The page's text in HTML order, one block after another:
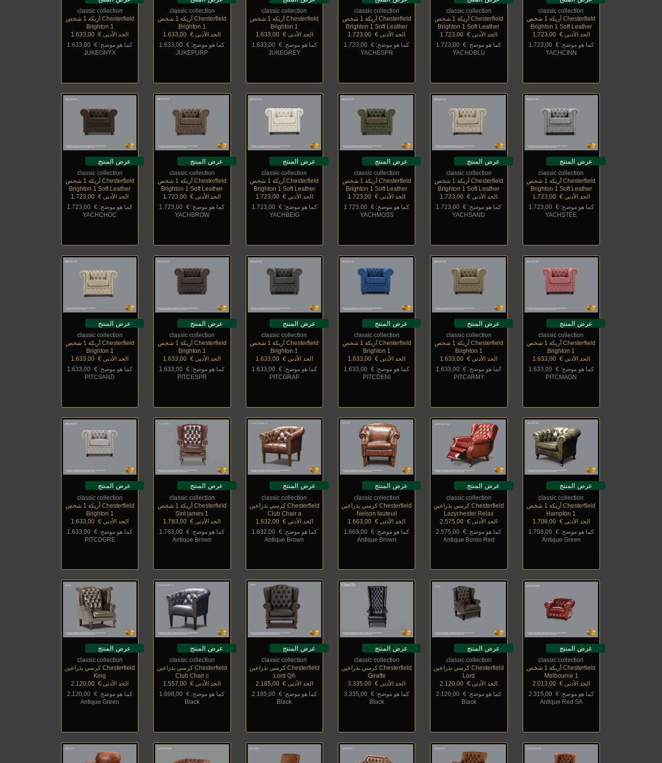
classic collection
Chesterfield أريكة 1 شخص
Brighton 1
الحد الأدنى €_
1.633,00
كما هو موضح: €_
1.633,00
JUKEONYX
classic collection
Chesterfield أريكة 1 شخص
Brighton 1
الحد الأدنى €_
1.633,00
كما هو موضح: €_
1.633,00
JUKEPURP
classic collection
Chesterfield أريكة 1 شخص
Brighton 1
الحد الأدنى € _
1.633,00
كما هو موضح: € _
1.633,00
JUKEGREY
classic collection
Chesterfield أريكة 1 شخص
Brighton 1 Soft Leather
الحد الأدنى €_
1.723,00
كما هو موضح: €_
1.723,00
YACHESPR
classic collection
Chesterfield أريكة 1 شخص
Brighton 1 Soft Leather
الحد الأدنى €_
1.723,00
كما هو موضح: €_
1.723,00
YACHDBLU
classic collection
Chesterfield أريكة 1 شخص
Brighton 1 Soft Leather
الحد الأدنى € _
1.723,00
كما هو موضح: € _
1.723,00
YACHCINN
عرض المنتج
classic collection
Chesterfield أريكة 1 شخص
Brighton 1 Soft Leather
الحد الأدنى €_
1.723,00
كما هو موضح: €_
1.723,00
YACHCHOC
عرض المنتج
classic collection
Chesterfield أريكة 1 شخص
Brighton 1 Soft Leather
الحد الأدنى €_
1.723,00
كما هو موضح: €_
1.723,00
YACHBROW
عرض المنتج
classic collection
Chesterfield أريكة 1 شخص
Brighton 1 Soft Leather
الحد الأدنى € _
1.723,00
كما هو موضح: € _
1.723,00
YACHBEIG
عرض المنتج
classic collection
Chesterfield أريكة 1 شخص
Brighton 1 Soft Leather
الحد الأدنى €_
1.723,00
كما هو موضح: €_
1.723,00
YACHMOSS
عرض المنتج
classic collection
Chesterfield أريكة 1 شخص
Brighton 1 Soft Leather
الحد الأدنى €_
1.723,00
كما هو موضح: €_
1.723,00
YACHSAND
عرض المنتج
classic collection
Chesterfield أريكة 1 شخص
Brighton 1 Soft Leather
الحد الأدنى € _
1.723,00
كما هو موضح: € _
1.723,00
YACHSTEE
عرض المنتج
classic collection
Chesterfield أريكة 1 شخص
Brighton 1
الحد الأدنى €_
1.633,00
كما هو موضح: €_
1.633,00
PITCSAND
عرض المنتج
classic collection
Chesterfield أريكة 1 شخص
Brighton 1
الحد الأدنى €_
1.633,00
كما هو موضح: €_
1.633,00
PITCESPR
عرض المنتج
classic collection
Chesterfield أريكة 1 شخص
Brighton 1
الحد الأدنى € _
1.633,00
كما هو موضح: € _
1.633,00
PITCGRAP
عرض المنتج
classic collection
Chesterfield أريكة 1 شخص
Brighton 1
الحد الأدنى €_
1.633,00
كما هو موضح: €_
1.633,00
PITCDENI
عرض المنتج
classic collection
Chesterfield أريكة 1 شخص
Brighton 1
الحد الأدنى €_
1.633,00
كما هو موضح: €_
1.633,00
PITCARMY
عرض المنتج
classic collection
Chesterfield أريكة 1 شخص
Brighton 1
الحد الأدنى € _
1.633,00
كما هو موضح: € _
1.633,00
PITCMAGN
عرض المنتج
classic collection
Chesterfield أريكة 1 شخص
Brighton 1
الحد الأدنى €_
1.633,00
كما هو موضح: €_
1.633,00
PITCDGRE
عرض المنتج
classic collection
Chesterfield أريكة 1 شخص
Sint james 1
الحد الأدنى €_
1.783,00
كما هو موضح: €_
1.783,00
Antique Brown
عرض المنتج
classic collection
Chesterfield كرسي بذراعين
Club Chair a
الحد الأدنى € _
1.632,00
كما هو موضح: € _
1.632,00
Antique Brown
عرض المنتج
classic collection
Chesterfield كرسي بذراعين
Nelson fauteuil
الحد الأدنى €_
1.663,00
كما هو موضح: €_
1.663,00
Antique Brown
عرض المنتج
classic collection
Chesterfield كرسي بذراعين
Lazychester Relax
الحد الأدنى €_
2.575,00
كما هو موضح: €_
2.575,00
Antique Bordo Red
عرض المنتج
classic collection
Chesterfield أريكة 1 شخص
Hampton 1
الحد الأدنى € _
1.708,00
كما هو موضح: € _
1.708,00
Antique Green
عرض المنتج
classic collection
Chesterfield كرسي بذراعين
King
الحد الأدنى €_
2.120,00
كما هو موضح: €_
2.120,00
Antique Green
عرض المنتج
classic collection
Chesterfield كرسي بذراعين
Club Chair c
الحد الأدنى €_
1.557,00
كما هو موضح: €_
1.698,00
Black
عرض المنتج
classic collection
Chesterfield كرسي بذراعين
Lord QA
الحد الأدنى € _
2.185,00
كما هو موضح: € _
2.185,00
Black
عرض المنتج
classic collection
Chesterfield كرسي بذراعين
Giraffe
الحد الأدنى €_
3.335,00
كما هو موضح: €_
3.335,00
Black
عرض المنتج
classic collection
Chesterfield كرسي بذراعين
Lord
الحد الأدنى €_
2.120,00
كما هو موضح: €_
2.120,00
Black
عرض المنتج
classic collection
Chesterfield أريكة 1 شخص
Melbourne 1
الحد الأدنى € _
2.013,00
كما هو موضح: € _
2.315,00
Antique Red SA